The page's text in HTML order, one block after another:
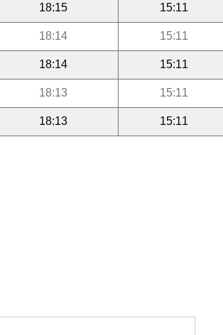
15:11
18:15
15:11
18:14
15:11
18:14
15:11
18:13
15:11
18:13